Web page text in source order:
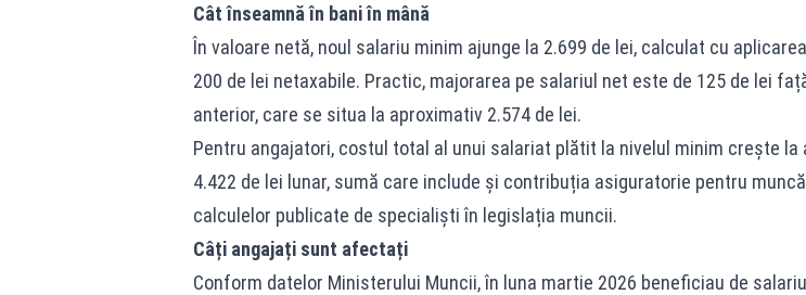
Cât înseamnă în bani în mână
În valoare netă, noul salariu minim ajunge la 2.699 de lei, calculat cu
200 de lei netaxabile. Practic, majorarea pe salariul net este de 125 de lei
anterior, care se situa la aproximativ 2.574 de lei.
Pentru angajatori, costul total al unui salariat plătit la nivelul minim crește la
4.422 de lei lunar, sumă care include și contribuția asiguratorie pentru
calculelor publicate de specialiști în legislația muncii.
Câți angajați sunt afectați
Conform datelor Ministerului Muncii, în luna martie 2026 beneficiau de